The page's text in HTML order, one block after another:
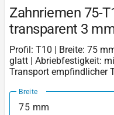
Zahnriemen 75-
transparent 3
Profil: T10 | Breite: 75
glatt | Abriebfestigkeit:
Transport empfindlicher
Breite
75 mm